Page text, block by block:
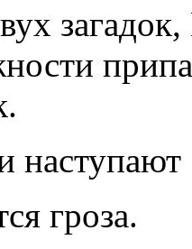
наступают
гроза.